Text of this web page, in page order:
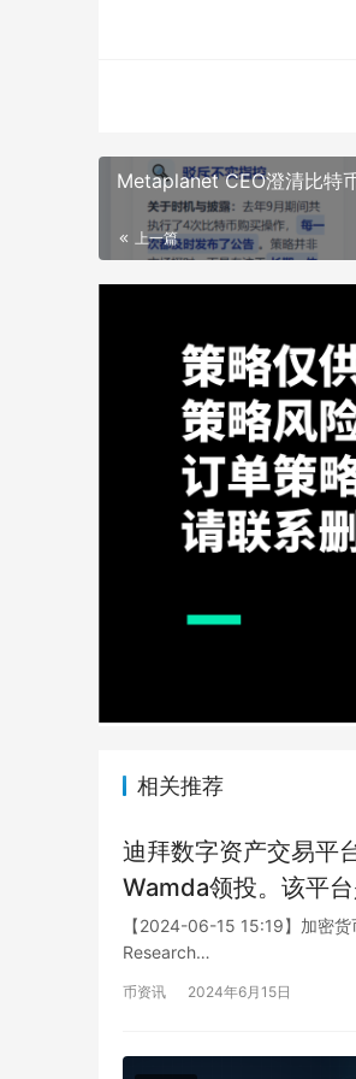
Metaplanet CEO澄清比特
上一篇
相关推荐
迪拜数字资产交易平
Wamda领投。该平
区，并为100万个用
扩大其产品线、技术
【2024-06-15 15:19】加密
Research…
币资讯 2024年6月15日